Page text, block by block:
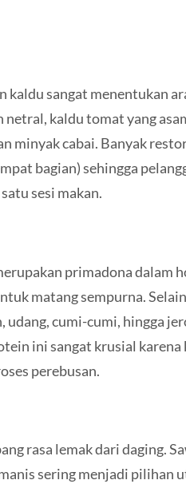
sangat menentukan
kaldu tomat yang
minyak cabai. Banyak
bagian) sehingga
sesi makan.
primadona dalam
matang sempurna.
udang, cumi-cumi, hingga
ini sangat krusial
perebusan.
rasa lemak dari daging.
sering menjadi pilihan